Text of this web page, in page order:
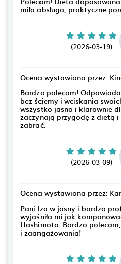
miła obsługa, praktyczne
(2026-03-19)
Ocena wystawiona przez:
Bardzo polecam!
bez ściemy i wciskania
wszystko jasno i klarownie
zaczynają przygodę z dietą
zabrać.
(2026-03-09)
Ocena wystawiona przez:
Pani Iza w jasny i bardzo
wyjaśniła mi jak
Hashimoto. Bardzo
i zaangażowania!